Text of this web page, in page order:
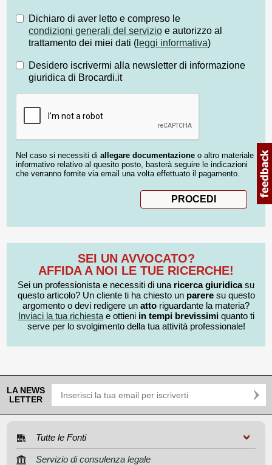
Dichiaro di aver letto e compreso le
condizioni generali del servizio e autorizzo al
trattamento dei miei dati ( leggi informativa)
Desidero iscrivermi alla newsletter di informazione
giuridica di Brocardi.it
Nel caso si necessiti di allegare documentazione o altro materiale
informativo relativo al quesito posto, basterà seguire le indicazioni
che verranno fornite via email una volta effettuato il pagamento.
SEI UN AVVOCATO?
AFFIDA A NOI LE TUE RICERCHE!
Sei un professionista e necessiti di una ricerca giuridicasu
questo articolo? Un cliente ti ha chiesto un pareresu questo
argomento o devi redigere un atto riguardante la materia?
Inviaci la tua richiestae ottieni in tempi brevissimiquanto ti
serve per lo svolgimento della tua attività professionale!
LA NEWS
LETTER
Tutte le Fonti
Servizio di consulenza legale